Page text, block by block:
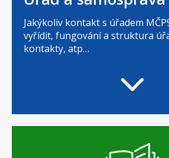
Jakýkoliv kontakt s úřadem
vyřídit, fungování a struktura
kontakty, atp…